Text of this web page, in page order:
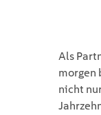
Als
morgen
nicht